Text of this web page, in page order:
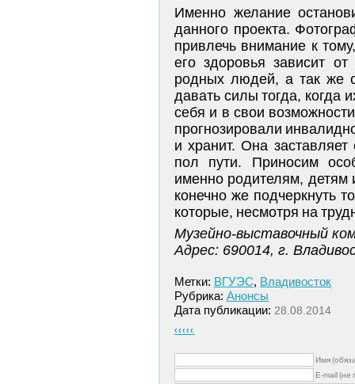
Именно желание
данного проекта.
привлечь внимание к
его здоровья зависит
родных людей, а так же
давать силы тогда, когда
себя и в свои
прогнозировали
и хранит. Она
пол пути. Приносим
именно родителям, детям
конечно же подчеркнуть
которые, несмотря на
Музейно-выставочный
Адрес: 690014, г.
Метки: ВГУЭС, Владивосток
Рубрика: Анонсы
Дата публикации: 28.08.2014
‹‹‹‹‹
Имя
E-mail (не